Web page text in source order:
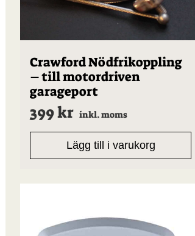
Crawford Nödfrikoppling
– till motordriven
garageport
399kr inkl. moms
Lägg till i varukorg